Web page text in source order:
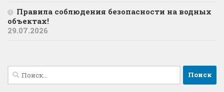
Правила соблюдения безопасности на водных
объектах!
29.07.2026
Найти: